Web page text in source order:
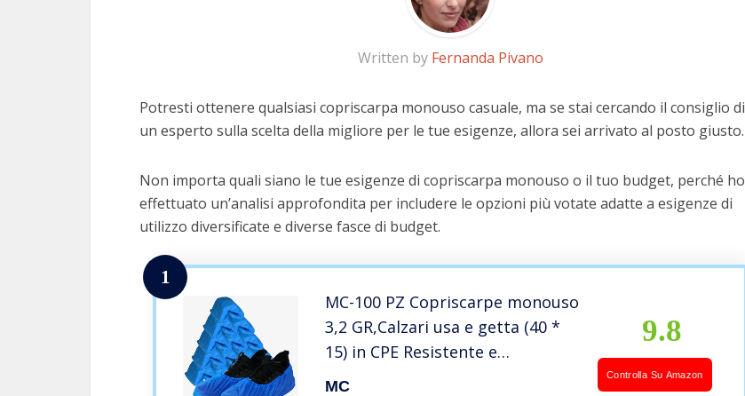
Written by Fernanda Pivano
Potresti ottenere qualsiasi copriscarpa monouso casuale, ma se stai cercando il consiglio di
un esperto sulla scelta della migliore per le tue esigenze, allora sei arrivato al posto giusto.
Non importa quali siano le tue esigenze di copriscarpa monouso o il tuo budget, perché ho
effettuato un’analisi approfondita per includere le opzioni più votate adatte a esigenze di
utilizzo diversificate e diverse fasce di budget.
1
MC-100 PZ Copriscarpe monouso
3,2 GR,Calzari usa e getta (40 *
15) in CPE Resistente e
Impermeabile per interni ed
MC
9.8
Controlla Su Amazon